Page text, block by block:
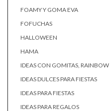
FOAMY Y GOMA EVA
FOFUCHAS
HALLOWEEN
HAMA
IDEAS CON GOMITAS,
IDEAS DULCES PARA FIESTAS
IDEAS PARA FIESTAS
IDEAS PARA REGALOS